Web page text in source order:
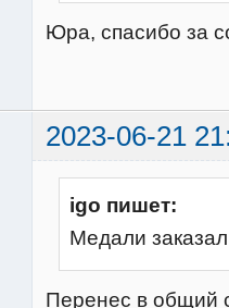
Юра, спасибо за
2023-06-21
igo пишет:
Медали
Перенес в общий